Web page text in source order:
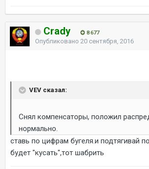
Crady 8 677
Опубликовано 20 сентября, 2016
VEV сказал:
Снял компенсаторы, положил
нормально.
ставь по цифрам бугеля.и подтягивай
будет "кусать",тот шабрить